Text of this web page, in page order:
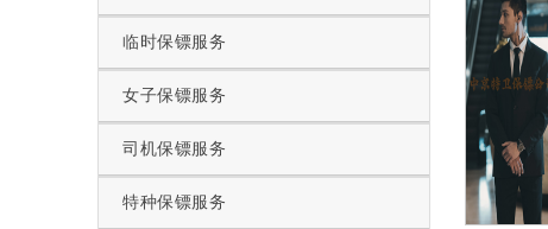
临时保镖服务
女子保镖服务
司机保镖服务
特种保镖服务